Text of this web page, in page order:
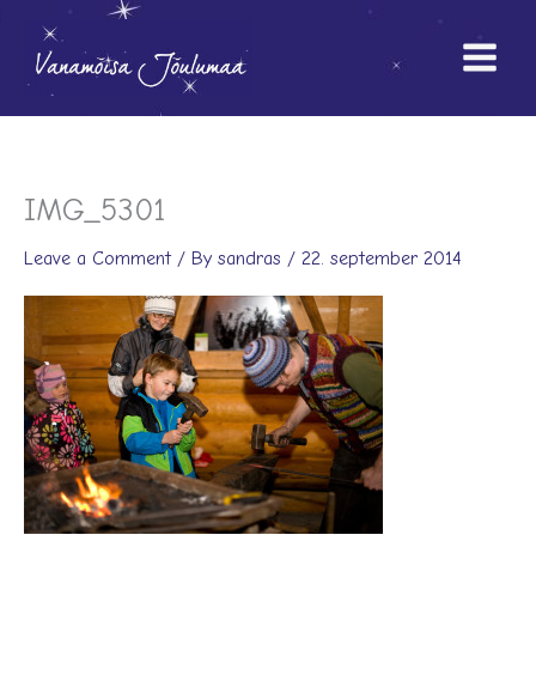
content
IMG_5301
Leave a Comment / By sandras / 22. september 2014